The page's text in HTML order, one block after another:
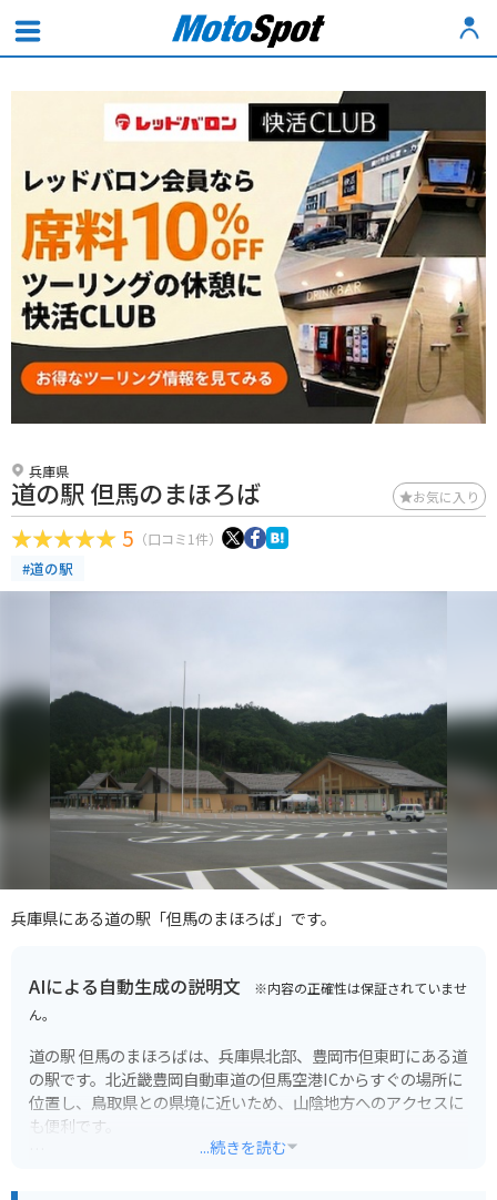
兵庫県
道の駅 但馬のまほろば お気に入り
5 （口コミ1件）
#道の駅
兵庫県にある道の駅「但馬のまほろば」です。
AIによる自動生成の説明文 ※内容の正確性は保証されていませ
ん。
道の駅 但馬のまほろばは、兵庫県北部、豊岡市但東町にある道
の駅です。北近畿豊岡自動車道の但馬空港ICからすぐの場所に
位置し、鳥取県との県境に近いため、山陰地方へのアクセスに
も便利です。
...続きを読む